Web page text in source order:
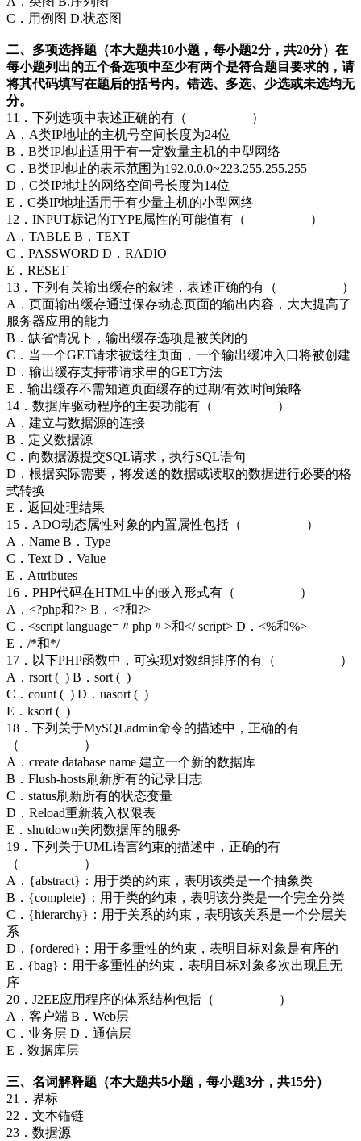
C．用例图 D.状态图
二、多项选择题（本大题共10小题，每小题2分，共20分）在
每小题列出的五个备选项中至少有两个是符合题目要求的，请
将其代码填写在题后的括号内。错选、多选、少选或未选均无
分。
11．下列选项中表述正确的有（ ）
A．A类IP地址的主机号空间长度为24位
B．B类IP地址适用于有一定数量主机的中型网络
C．B类IP地址的表示范围为192.0.0.0~223.255.255.255
D．C类IP地址的网络空间号长度为14位
E．C类IP地址适用于有少量主机的小型网络
12．INPUT标记的TYPE属性的可能值有（ ）
A．TABLE B．TEXT
C．PASSWORD D．RADIO
E．RESET
13．下列有关输出缓存的叙述，表述正确的有（ ）
A．页面输出缓存通过保存动态页面的输出内容，大大提高了
服务器应用的能力
B．缺省情况下，输出缓存选项是被关闭的
C．当一个GET请求被送往页面，一个输出缓冲入口将被创建
D．输出缓存支持带请求串的GET方法
E．输出缓存不需知道页面缓存的过期/有效时间策略
14．数据库驱动程序的主要功能有（ ）
A．建立与数据源的连接
B．定义数据源
C．向数据源提交SQL请求，执行SQL语句
D．根据实际需要，将发送的数据或读取的数据进行必要的格
式转换
E．返回处理结果
15．ADO动态属性对象的内置属性包括（ ）
A．Name B．Type
C．Text D．Value
E．Attributes
16．PHP代码在HTML中的嵌入形式有（ ）
A．<?php和?> B．<?和?>
C．<script language=〃php〃>和</ script> D．<%和%>
E．/*和*/
17．以下PHP函数中，可实现对数组排序的有（ ）
A．rsort ( ) B．sort ( )
C．count ( ) D．uasort ( )
E．ksort ( )
18．下列关于MySQLadmin命令的描述中，正确的有
（ ）
A．create database name 建立一个新的数据库
B．Flush-hosts刷新所有的记录日志
C．status刷新所有的状态变量
D．Reload重新装入权限表
E．shutdown关闭数据库的服务
19．下列关于UML语言约束的描述中，正确的有
（ ）
A．{abstract}：用于类的约束，表明该类是一个抽象类
B．{complete}：用于类的约束，表明该分类是一个完全分类
C．{hierarchy}：用于关系的约束，表明该关系是一个分层关
系
D．{ordered}：用于多重性的约束，表明目标对象是有序的
E．{bag}：用于多重性的约束，表明目标对象多次出现且无
序
20．J2EE应用程序的体系结构包括（ ）
A．客户端 B．Web层
C．业务层 D．通信层
E．数据库层
三、名词解释题（本大题共5小题，每小题3分，共15分）
21．界标
22．文本锚链
23．数据源